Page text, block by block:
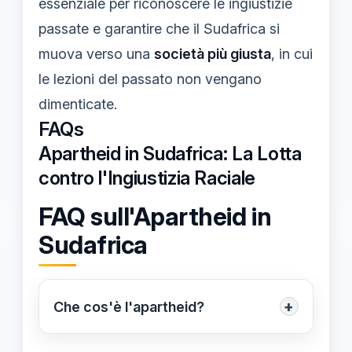
passate e garantire che il Sudafrica si
muova verso una società più giusta, in cui
le lezioni del passato non vengano
dimenticate.
FAQs
Apartheid in Sudafrica: La Lotta
contro l'Ingiustizia Raciale
FAQ sull'Apartheid in
Sudafrica
Che cos'è l'apartheid? +
L'apartheid è stato un sistema di